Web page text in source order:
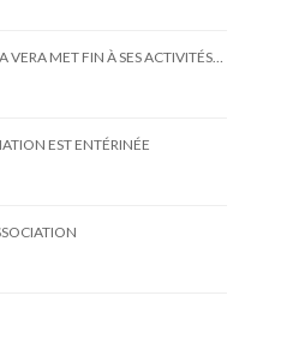
VERA MET FIN À SES ACTIVITÉS…
EST ENTÉRINÉE